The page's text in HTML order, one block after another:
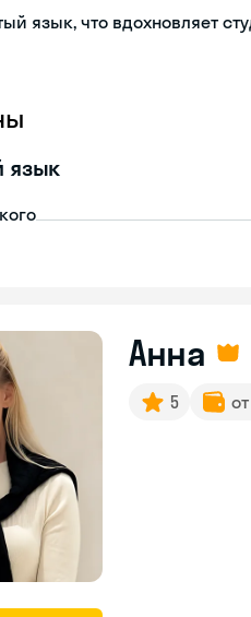
язык, что вдохновляет
язык
Анна
5